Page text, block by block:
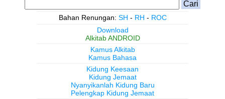
Bahan Renungan: SH - RH - ROC
Download
Alkitab ANDROID
Kamus Alkitab
Kamus Bahasa
Kidung Keesaan
Kidung Jemaat
Nyanyikanlah Kidung Baru
Pelengkap Kidung Jemaat